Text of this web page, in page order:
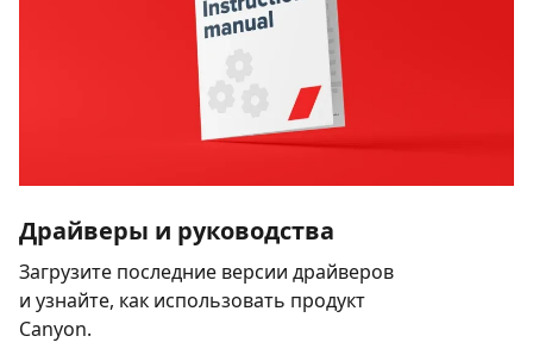
Драйверы и руководства
Загрузите последние версии драйверов
и узнайте, как использовать продукт
Canyon.